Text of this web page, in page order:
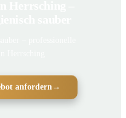
anfordern→